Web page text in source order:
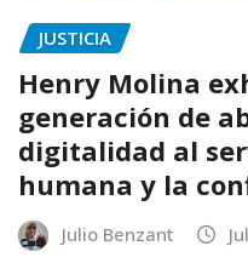
JUSTICIA
Henry Molina
generación de
digitalidad al
humana y la
Julio Benzant